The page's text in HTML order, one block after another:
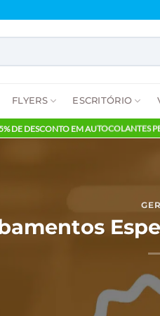
Acabamentos